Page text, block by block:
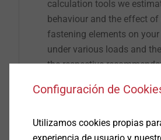
calculation tools we
behaviour and the effect of
fastening elements on
under various loads and
the respective
More about CAE services
Configuración de
Utilizamos cookies propias